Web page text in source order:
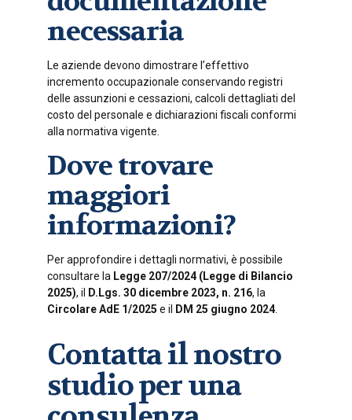
necessaria
Le aziende devono dimostrare l’effettivo
incremento occupazionale conservando registri
delle assunzioni e cessazioni, calcoli dettagliati del
costo del personale e dichiarazioni fiscali conformi
alla normativa vigente.
Dove trovare
maggiori
informazioni?
Per approfondire i dettagli normativi, è possibile
consultare la Legge 207/2024 (Legge di Bilancio
2025), il D.Lgs. 30 dicembre 2023, n. 216, la
Circolare AdE 1/2025 e il DM 25 giugno 2024
Contatta il nostro
studio per una